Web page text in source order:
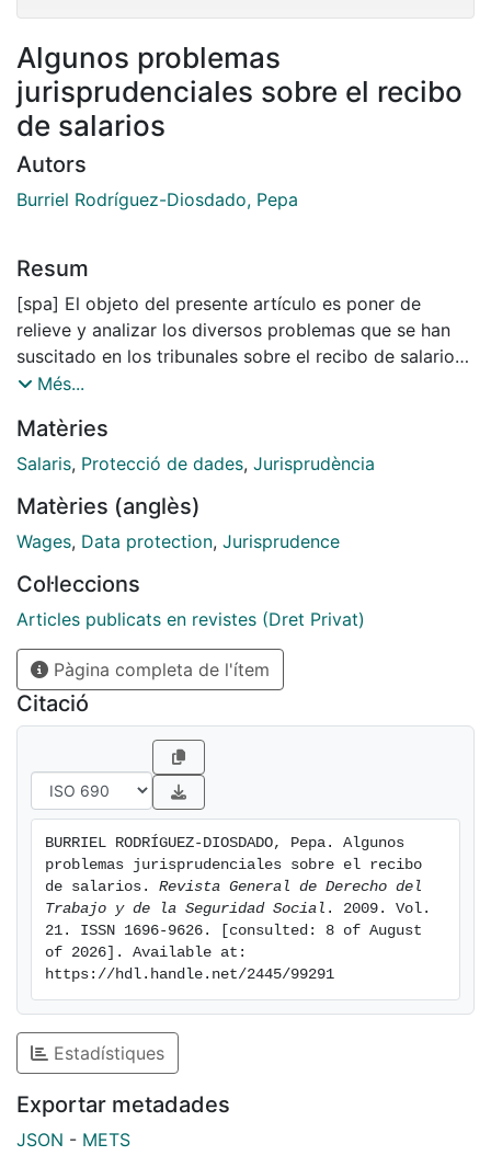
Algunos problemas
jurisprudenciales sobre el recibo
de salarios
Autors
Burriel Rodríguez-Diosdado, Pepa
Resum
[spa] El objeto del presente artículo es poner de
relieve y analizar los diversos problemas que se han
suscitado en los tribunales sobre el recibo de salarios.
Extraemos de dichas cuestiones dos conclusiones
salarios como documento de prueba y la quiebra del
recibo de salarios en su soporte físico tradicional
[eng] The object of the present article is emphasize
and analyse the diverse problems that have been
the above mentioned questions two significant
conclusions to priori: the importance of the payroll like
document of proof and the bankruptcy of the payroll
in his physical traditional support (paper(role)).
Més...
Matèries
Salaris, Protecció de dades, Jurisprudència
Matèries (anglès)
Wages, Data protection, Jurisprudence
Col·leccions
Articles publicats en revistes (Dret Privat)
Pàgina completa de l'ítem
Citació
BURRIEL RODRÍGUEZ-DIOSDADO, Pepa. Algunos
problemas jurisprudenciales sobre el recibo
de salarios. Revista General de Derecho del
Trabajo y de la Seguridad Social . 2009. Vol.
21. ISSN 1696-9626. [consulted: 8 of August
of 2026]. Available at:
https://hdl.handle.net/2445/99291
Estadístiques
Exportar metadades
JSON - METS